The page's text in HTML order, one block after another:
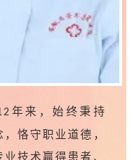
年来，始终秉持
恪守职业道德，
技术赢得患者、